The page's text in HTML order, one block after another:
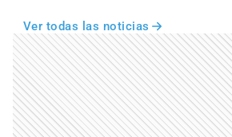
Ver todas las noticias